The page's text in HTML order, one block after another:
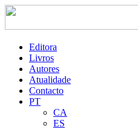
Editora
Livros
Autores
Atualidade
Contacto
PT
CA
ES